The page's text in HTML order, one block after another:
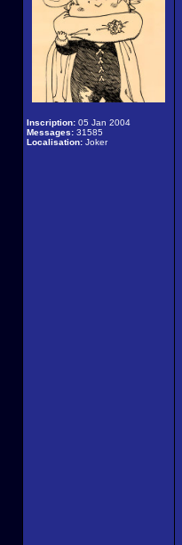
Inscription: 05 Jan 2004
Messages: 31585
Localisation: Joker